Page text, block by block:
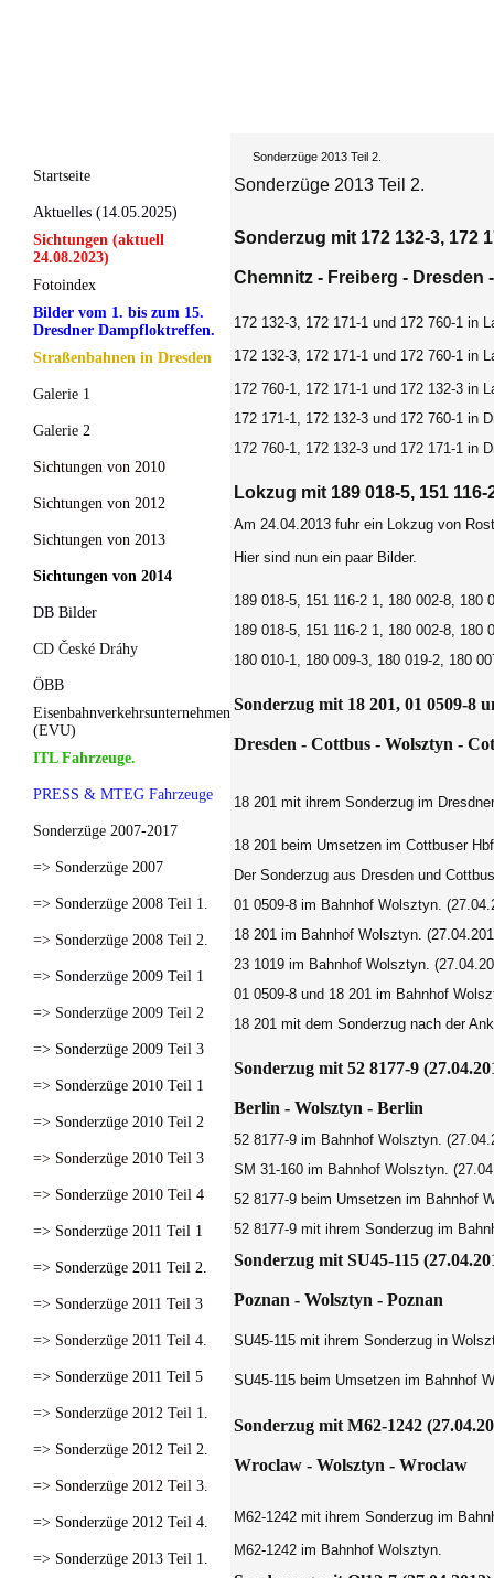
Startseite
Aktuelles (14.05.2025)
Sichtungen (aktuell
24.08.2023)
Fotoindex
Bilder vom 1. bis zum 15.
Dresdner Dampfloktreffen.
Straßenbahnen in Dresden
Galerie 1
Galerie 2
Sichtungen von 2010
Sichtungen von 2012
Sichtungen von 2013
Sichtungen von 2014
DB Bilder
CD České Dráhy
ÖBB
Eisenbahnverkehrsunternehmen
(EVU)
ITL Fahrzeuge.
PRESS & MTEG Fahrzeuge
Sonderzüge 2007-2017
=> Sonderzüge 2007
=> Sonderzüge 2008 Teil 1.
=> Sonderzüge 2008 Teil 2.
=> Sonderzüge 2009 Teil 1
=> Sonderzüge 2009 Teil 2
=> Sonderzüge 2009 Teil 3
=> Sonderzüge 2010 Teil 1
=> Sonderzüge 2010 Teil 2
=> Sonderzüge 2010 Teil 3
=> Sonderzüge 2010 Teil 4
=> Sonderzüge 2011 Teil 1
=> Sonderzüge 2011 Teil 2.
=> Sonderzüge 2011 Teil 3
=> Sonderzüge 2011 Teil 4.
=> Sonderzüge 2011 Teil 5
=> Sonderzüge 2012 Teil 1.
=> Sonderzüge 2012 Teil 2.
=> Sonderzüge 2012 Teil 3.
=> Sonderzüge 2012 Teil 4.
=> Sonderzüge 2013 Teil 1.
Sonderzüge 2013 Teil 2.
Sonderzüge 2013 Teil 2.
Sonderzug mit 172 132-3, 172
Chemnitz - Freiberg - Dresden
172 132-3, 172 171-1 und 172 760-1 in
172 132-3, 172 171-1 und 172 760-1 in
172 760-1, 172 171-1 und 172 132-3 in
172 171-1, 172 132-3 und 172 760-1 in
172 760-1, 172 132-3 und 172 171-1 in
Lokzug mit 189 018-5, 151
Am 24.04.2013 fuhr ein Lokzug von
Hier sind nun ein paar Bilder.
189 018-5, 151 116-2 1, 180 002-8, 180
189 018-5, 151 116-2 1, 180 002-8, 180
180 010-1, 180 009-3, 180 019-2, 180
Sonderzug mit 18 201, 01 0509-8
Dresden - Cottbus - Wolsztyn -
18 201 mit ihrem Sonderzug im
18 201 beim Umsetzen im Cottbuser
Der Sonderzug aus Dresden und
01 0509-8 im Bahnhof Wolsztyn.
18 201 im Bahnhof Wolsztyn.
23 1019 im Bahnhof Wolsztyn.
01 0509-8 und 18 201 im Bahnhof
18 201 mit dem Sonderzug nach der
Sonderzug mit 52 8177-9
Berlin - Wolsztyn - Berlin
52 8177-9 im Bahnhof Wolsztyn.
SM 31-160 im Bahnhof Wolsztyn.
52 8177-9 beim Umsetzen im Bahnhof
52 8177-9 mit ihrem Sonderzug im
Sonderzug mit SU45-115
Poznan - Wolsztyn - Poznan
SU45-115 mit ihrem Sonderzug in
SU45-115 beim Umsetzen im Bahnhof
Sonderzug mit M62-1242
Wroclaw - Wolsztyn - Wroclaw
M62-1242 mit ihrem Sonderzug im
M62-1242 im Bahnhof Wolsztyn.